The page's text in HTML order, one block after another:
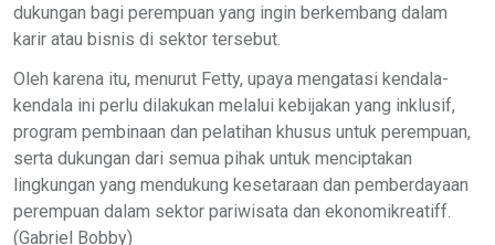
dukungan bagi perempuan yang ingin berkembang dalam
karir atau bisnis di sektor tersebut.
Oleh karena itu, menurut Fetty, upaya mengatasi kendala-
kendala ini perlu dilakukan melalui kebijakan yang inklusif,
program pembinaan dan pelatihan khusus untuk perempuan,
serta dukungan dari semua pihak untuk menciptakan
lingkungan yang mendukung kesetaraan dan pemberdayaan
perempuan dalam sektor pariwisata dan ekonomikreatiff.
(Gabriel Bobby)